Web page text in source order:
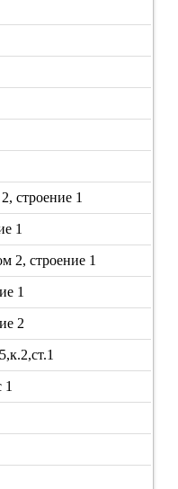
строение 1
1
2, строение 1
1
2
1